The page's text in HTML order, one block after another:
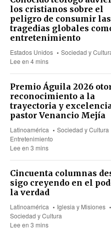
los cristianos sobre el
peligro de consumir las
tragedias globales
entretenimiento
Estados Unidos Sociedad y
Lee en 4 mins
Premio Águila 2026
reconocimiento a la
trayectoria y
pastor Venancio Mejía
Latinoamérica
Sociedad y Cultura
Entretenimiento
Lee en 3 mins
Cincuenta columnas
sigo creyendo en el
la verdad
Latinoamérica
Iglesia y Misiones
Sociedad y Cultura
Lee en 3 mins